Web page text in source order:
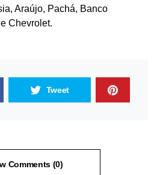
Araújo, Pachá, Banco
Chevrolet.
Tweet
Comments (0)